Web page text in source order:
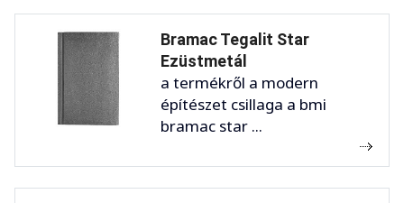
Bramac Tegalit Star
Ezüstmetál
a termékről a modern
építészet csillaga a bmi
bramac star ...